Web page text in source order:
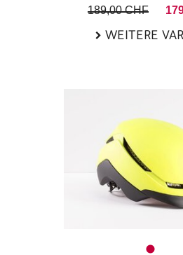
189,00 CHF
WEITERE